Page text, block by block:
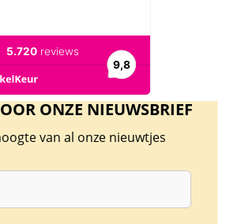
ONZE NIEUWSBRIEF
van al onze nieuwtjes